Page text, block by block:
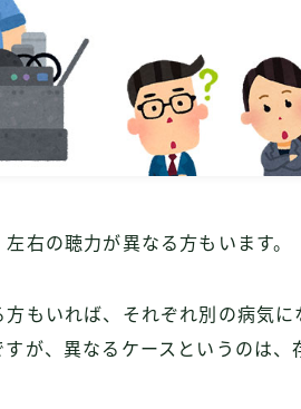
右の聴力が異なる方もいます。
もいれば、それぞれ別の病気
が、異なるケースというのは、